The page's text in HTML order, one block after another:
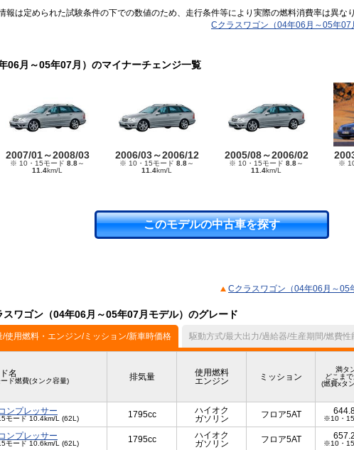
報は定められた試験条件の下での数値のため、走行条件等により実際の燃料消費率は異なり
Cクラスワゴン（04年06月～05年07
年06月～05年07月）のマイナーチェンジ一覧
2007/01～2008/03
※ 10・15モード 8.8～
11.4km/L
2006/03～2006/12
※ 10・15モード 8.8～
11.4km/L
2005/08～2006/02
※ 10・15モード 8.8～
11.4km/L
※
このモデルの中古車を探す
Cクラスワゴン（04年06月～05
スワゴン（04年06月～05年07月モデル）のグレード
/使用燃料・エンジン/ミッション/新車時価格 駆動方式/最大出力/過給器/生産期間/燃費性
名
ド燃費(タンク容量) 排気量
使用燃料
エンジン
ミッション
満タ
どこま
(燃費xタ
ンプレッサー
モード 10.4km/L (62L) 1795cc
ハイオク
ガソリン
フロア5AT ※10・
ンプレッサー
モード 10.6km/L (62L) 1795cc
ハイオク
ガソリン
フロア5AT ※10・